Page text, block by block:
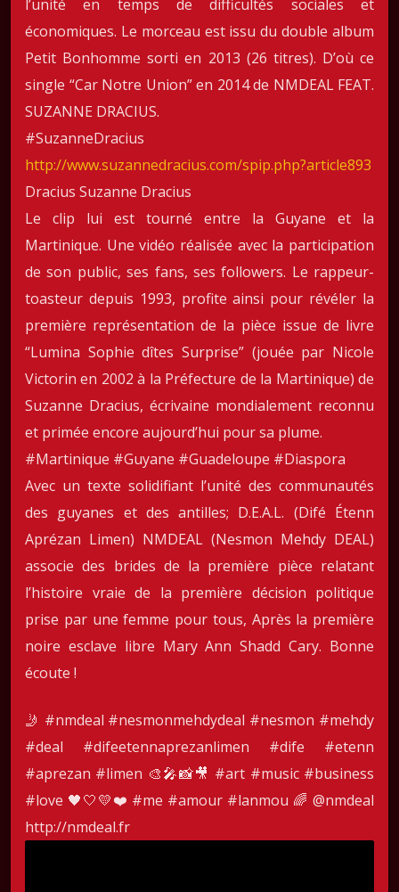
l’unité en temps de difficultés sociales et
économiques. Le morceau est issu du double album
Petit Bonhomme sorti en 2013 (26 titres). D’où ce
single “Car Notre Union” en 2014 de NMDEAL FEAT.
SUZANNE DRACIUS.
#SuzanneDracius
http://www.suzannedracius.com/spip.php?article893
Dracius Suzanne Dracius
Le clip lui est tourné entre la Guyane et la
Martinique. Une vidéo réalisée avec la participation
de son public, ses fans, ses followers. Le rappeur-
toasteur depuis 1993, profite ainsi pour révéler la
première représentation de la pièce issue de livre
“Lumina Sophie dîtes Surprise” (jouée par Nicole
Victorin en 2002 à la Préfecture de la Martinique) de
Suzanne Dracius, écrivaine mondialement reconnu
et primée encore aujourd’hui pour sa plume.
#Martinique #Guyane #Guadeloupe #Diaspora
Avec un texte solidifiant l’unité des communautés
des guyanes et des antilles; D.E.A.L. (Difé Étenn
Aprézan Limen) NMDEAL (Nesmon Mehdy DEAL)
associe des brides de la première pièce relatant
l’histoire vraie de la première décision politique
prise par une femme pour tous, Après la première
noire esclave libre Mary Ann Shadd Cary. Bonne
écoute !
🤳 #nmdeal #nesmonmehdydeal #nesmon #mehdy
#deal
#difeetennaprezanlimen #dife
#etenn
#aprezan #limen 🎨🎤📸🎥 #art #music #business
#love 🖤🤍💛❤️ #me #amour #lanmou 🌈 @nmdeal
http://nmdeal.fr